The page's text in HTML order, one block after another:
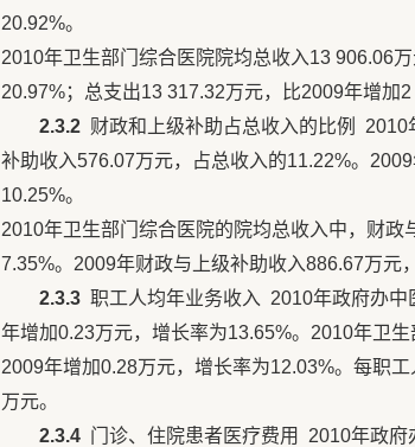
20.92%。
2010年卫生部门综合医院院均总收入13 906.06
20.97%；总支出13 317.32万元，比2009年增加
2.3.2 财政和上级补助占总收入的比例
补助收入576.07万元，占总收入的11.22%。
10.25%。
2010年卫生部门综合医院的院均总收入中，财
7.35%。2009年财政与上级补助收入886.67万元
2.3.3 职工人均年业务收入 2010年政府办
年增加0.23万元，增长率为13.65%。2010年卫
2009年增加0.28万元，增长率为12.03%。每职
万元。
2.3.4 门诊、住院患者医疗费用 2010年政